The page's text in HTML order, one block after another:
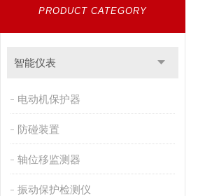
PRODUCT CATEGORY
智能仪表
电动机保护器
防碰装置
轴位移监测器
振动保护检测仪